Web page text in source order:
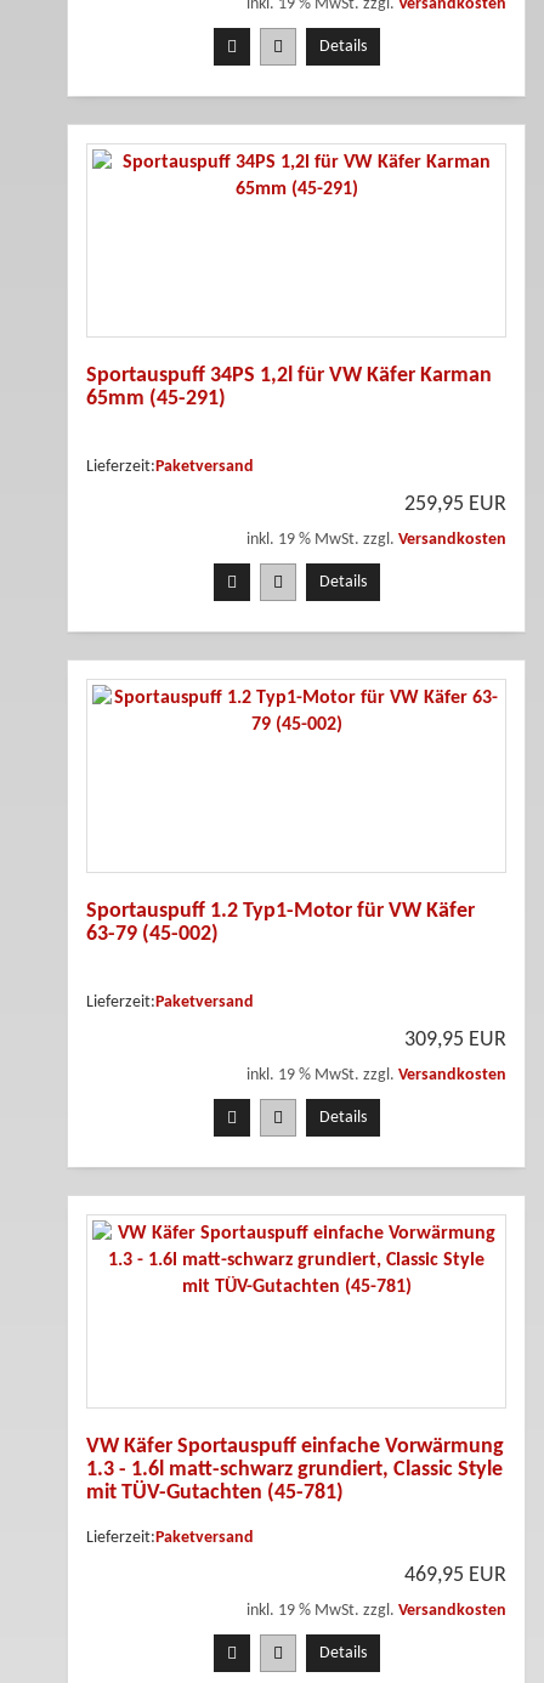
inkl. 19 % MwSt. zzgl. Versandkosten
Details
Sportauspuff 34PS 1,2l für VW Käfer Karman
65mm (45-291)
Lieferzeit: Paketversand
259,95 EUR
inkl. 19 % MwSt. zzgl. Versandkosten
Details
Sportauspuff 1.2 Typ1-Motor für VW Käfer
63-79 (45-002)
Lieferzeit: Paketversand
309,95 EUR
inkl. 19 % MwSt. zzgl. Versandkosten
Details
VW Käfer Sportauspuff einfache Vorwärmung
1.3 - 1.6l matt-schwarz grundiert, Classic Style
mit TÜV-Gutachten (45-781)
Lieferzeit: Paketversand
469,95 EUR
inkl. 19 % MwSt. zzgl. Versandkosten
Details